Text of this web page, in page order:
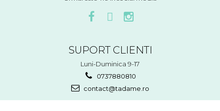
SUPORT CLIENTI
Luni-Duminica 9-17
0737880810
contact@tadame.ro